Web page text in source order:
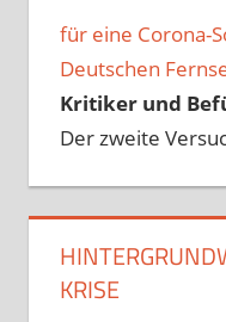
für eine Corona-
Deutschen
Kritiker und
Der zweite
KRISE